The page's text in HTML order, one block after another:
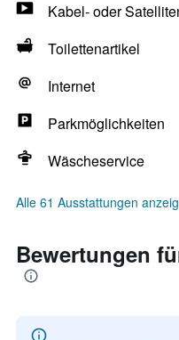
Kabel- oder
Toilettenartikel
Internet
Parkmöglichkeiten
Wäscheservice
Alle 61 Ausstattungen
Bewertungen